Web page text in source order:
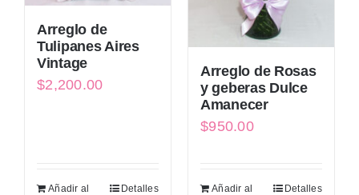
Arreglo de
Tulipanes Aires
Vintage
$2,200.00
Añadir al
Detalles
Arreglo de Rosas
y geberas Dulce
Amanecer
$950.00
Añadir al
Detalles